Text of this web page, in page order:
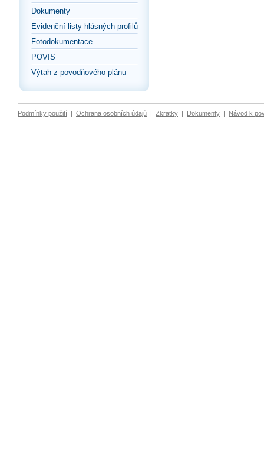
Dokumenty
Evidenční listy hlásných profilů
Fotodokumentace
POVIS
Výtah z povodňového plánu
Podmínky použití | Ochrana osobních údajů | Zkratky | Dokumenty | Návod k